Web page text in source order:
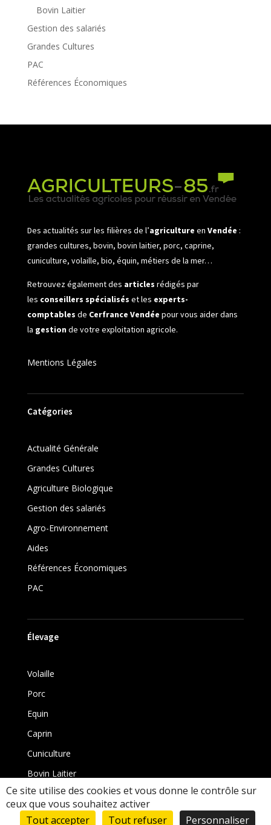
Bovin Laitier
Gestion des salariés
Grandes Cultures
PAC
Références Économiques
Des actualités sur les filières de l’agriculture en Vendée :
grandes cultures, bovin, bovin laitier, porc, caprine,
cuniculture, volaille, bio, équin, métiers de la mer…
Retrouvez également des articles rédigés par
les conseillers spécialisés et les experts-
comptables de Cerfrance Vendée pour vous aider dans
la gestionde votre exploitation agricole.
Mentions Légales
Catégories
Actualité Générale
Grandes Cultures
Agriculture Biologique
Gestion des salariés
Agro-Environnement
Aides
Références Économiques
PAC
Élevage
Volaille
Porc
Equin
Caprin
Cuniculture
Bovin Laitier
Bovin
Ce site utilise des cookies et vous donne le contrôle sur
ceux que vous souhaitez activer
Tout accepter
Tout refuser Personnaliser